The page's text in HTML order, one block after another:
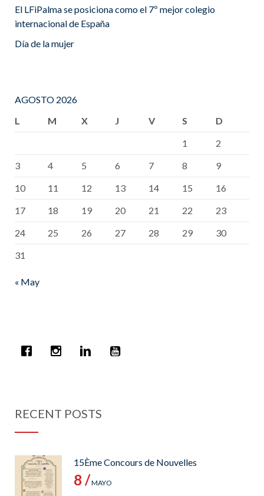
El LFiPalma se posiciona como el 7º mejor colegio
internacional de España
Día de la mujer
AGOSTO 2026
L
M X J V S
D
1
2
3
4 5 6 7 8
9
10
11 12 13 14 15
16
17
18 19 20 21 22
23
24
25 26 27 28 29
30
31
« May
RECENT POSTS
15Ème Concours de Nouvelles
8 /MAYO